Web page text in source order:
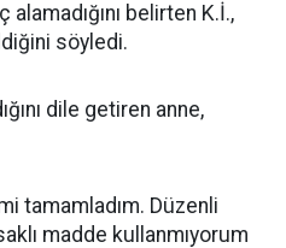
belirten K.İ.,
söyledi.
dile getiren anne,
tamamladım. Düzenli
madde kullanmıyorum